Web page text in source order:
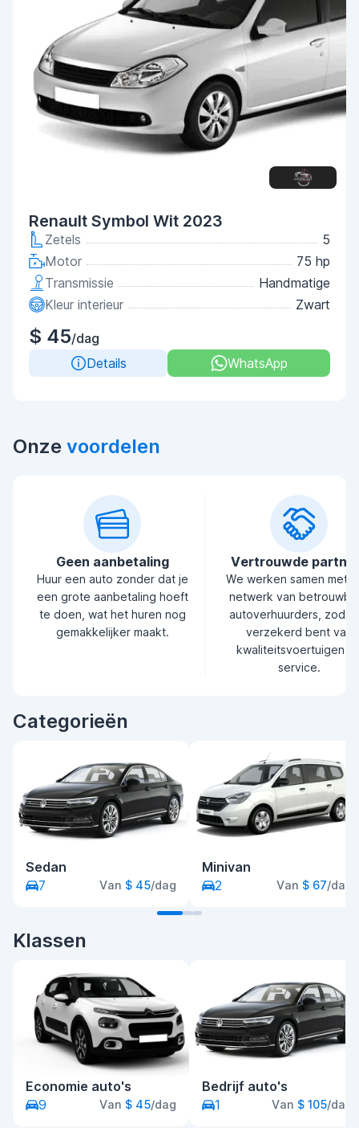
Renault Symbol Wit 2023
Zetels
5
Motor
75 hp
Transmissie
Handmatige
Kleur interieur
Zwart
$ 45/dag
Details
WhatsApp
Onze voordelen
Geen aanbetaling
Huur een auto zonder dat je
een grote aanbetaling hoeft
te doen, wat het huren nog
gemakkelijker maakt.
Vertrouwde
We werken samen met
netwerk van
autoverhuurders, zodat
verzekerd bent van
kwaliteitsvoertuigen
service.
Categorieën
Sedan
7
Van $ 45/dag
Minivan
2
Van $ 67/dag
Klassen
Economie auto's
9
Van $ 45/dag
Bedrijf auto's
1
Van $ 105/dag